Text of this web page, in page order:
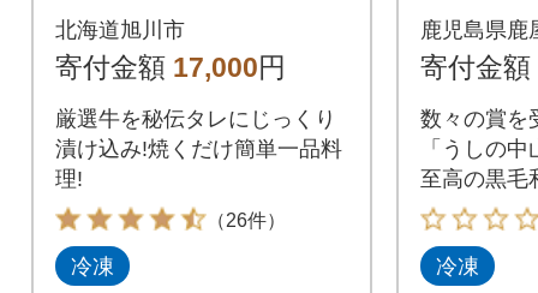
切り 秘伝の味付き 焼
肉 小分け 牛サガリ_0
北海道旭川市
寄付金額 17,000円
厳選牛を秘伝タレにじっくり
漬け込み!焼くだけ簡単一品料
理!
（26件）
冷凍
落とし
鹿児島県鹿
寄付金額
数々の賞を
「うしの
至高の黒毛
冷凍